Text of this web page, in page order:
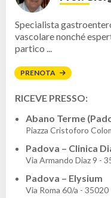
Specialista
vascolare nonché
partico ...
PRENOTA
RICEVE PRESSO:
Abano Terme
Piazza Cristoforo
Padova – Clinica
Via Armando Diaz 9 -
Padova – Elysium
Via Roma 60/a -